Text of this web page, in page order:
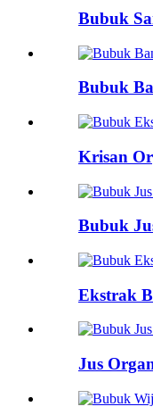
Bubuk
Bubuk
Krisan
Bubuk
Ekstrak
Jus